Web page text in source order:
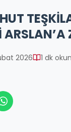
ARSLAN’A
2026 1 dk